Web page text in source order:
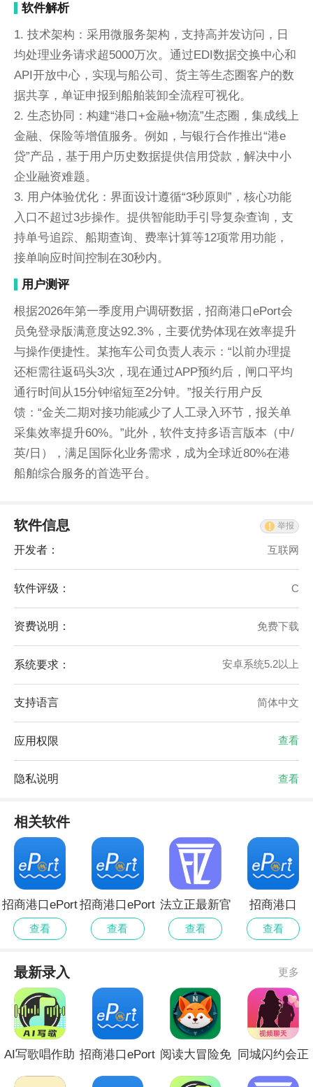
软件解析
1. 技术架构：采用微服务架构，支持高并发访问，日
均处理业务请求超5000万次。通过EDI数据交换中心和
API开放中心，实现与船公司、货主等生态圈客户的数
据共享，单证申报到船舶装卸全流程可视化。
2. 生态协同：构建“港口+金融+物流”生态圈，集成线上
金融、保险等增值服务。例如，与银行合作推出“港e
贷”产品，基于用户历史数据提供信用贷款，解决中小
企业融资难题。
3. 用户体验优化：界面设计遵循“3秒原则”，核心功能
入口不超过3步操作。提供智能助手引导复杂查询，支
持单号追踪、船期查询、费率计算等12项常用功能，
接单响应时间控制在30秒内。
用户测评
根据2026年第一季度用户调研数据，招商港口ePort会
员免登录版满意度达92.3%，主要优势体现在效率提升
与操作便捷性。某拖车公司负责人表示：“以前办理提
还柜需往返码头3次，现在通过APP预约后，闸口平均
通行时间从15分钟缩短至2分钟。”报关行用户反
馈：“金关二期对接功能减少了人工录入环节，报关单
采集效率提升60%。”此外，软件支持多语言版本（中/
英/日），满足国际化业务需求，成为全球近80%在港
船舶综合服务的首选平台。
软件信息 举报
开发者： 互联网
软件评级： C
资费说明： 免费下载
系统要求： 安卓系统5.2以上
支持语言 简体中文
应用权限 查看
隐私说明 查看
相关软件
招商港口ePort
无会员
查看
招商港口ePort
全新版本
查看
法立正最新官
方
查看
招商港口
ePort2026最新
版
查看
最新录入 更多
AI写歌唱作助 招商港口ePort 阅读大冒险免 同城闪约会正